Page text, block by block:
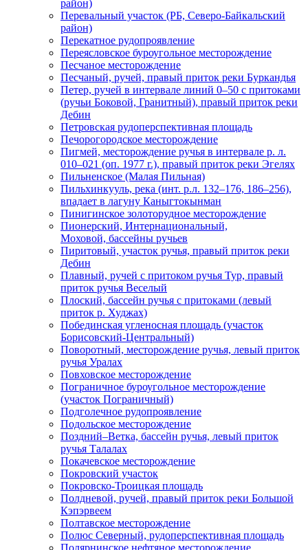
район)
Перевальный участок (РБ, Северо-Байкальский
район)
Перекатное рудопроявление
Переясловское буроугольное месторождение
Песчаное месторождение
Песчаный, ручей, правый приток реки Буркандья
Петер, ручей в интервале линий 0–50 с притоками
(ручьи Боковой, Гранитный), правый приток реки
Дебин
Петровская рудоперспективная площадь
Печорогородское месторождение
Пигмей, месторождение ручья в интервале р. л.
010–021 (оп. 1977 г.), правый приток реки Эгелях
Пильненское (Малая Пильная)
Пильхинкууль, река (инт. р.л. 132–176, 186–256),
впадает в лагуну Каныгтокынман
Пинигинское золоторудное месторождение
Пионерский, Интернациональный,
Моховой, бассейны ручьев
Пиритовый, участок ручья, правый приток реки
Дебин
Плавный, ручей с притоком ручья Тур, правый
приток ручья Веселый
Плоский, бассейн ручья с притоками (левый
приток р. Худжах)
Побединская угленосная площадь (участок
Борисовский-Центральный)
Поворотный, месторождение ручья, левый приток
ручья Уралах
Повховское месторождение
Пограничное буроугольное месторождение
(участок Пограничный)
Подголечное рудопроявление
Подольское месторождение
Поздний–Ветка, бассейн ручья, левый приток
ручья Талалах
Покачевское месторождение
Покровский участок
Покровско-Троицкая площадь
Полдневой, ручей, правый приток реки Большой
Кэпэрвеем
Полтавское месторождение
Полюс Северный, рудоперспективная площадь